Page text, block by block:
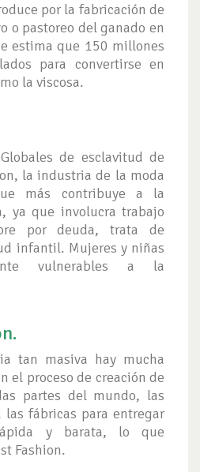
por la fabricación de
o pastoreo del ganado en
estima que 150 millones
para convertirse en
la viscosa.
de esclavitud de
la industria de la moda
más contribuye a la
ya que involucra trabajo
por deuda, trata de
infantil. Mujeres y niñas
vulnerables a la
tan masiva hay mucha
el proceso de creación de
partes del mundo, las
las fábricas para entregar
y barata, lo que
Fashion.